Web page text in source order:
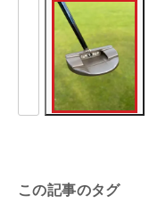
この記事のタグ